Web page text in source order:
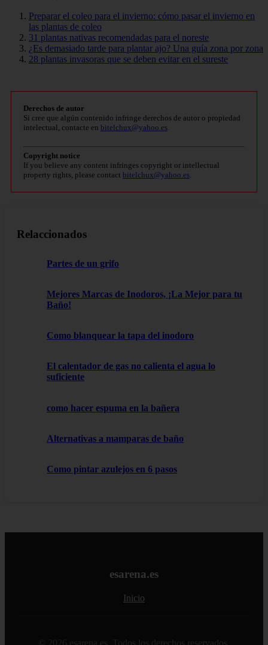
Preparar el coleo para el invierno: cómo pasar el invierno en
las plantas de coleo
31 plantas nativas recomendadas para el noreste
¿Es demasiado tarde para plantar ajo? Una guía zona por zona
28 plantas invasoras que se deben evitar en el sureste
Derechos de autor
Si cree que algún contenido infringe derechos de autor o propiedad
intelectual, contacte en bitelchux@yahoo.es.
Copyright notice
If you believe any content infringes copyright or intellectual
property rights, please contact bitelchux@yahoo.es.
Relaccionados
Partes de un grifo
Mejores Marcas de Inodoros, ¡La Mejor para tu
Baño!
Como blanquear la tapa del inodoro
El calentador de gas no calienta el agua lo
suficiente
como hacer espuma en la bañera
Alternativas a mamparas de baño
Como pintar azulejos en 6 pasos
esarena.es
Inicio
© 2026 esarena.es. Todos los derechos reservados.